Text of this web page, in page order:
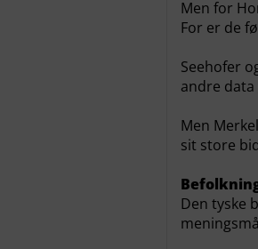
Men for
For er de
Seehofer
andre
Men Merkel
sit store
Den tyske